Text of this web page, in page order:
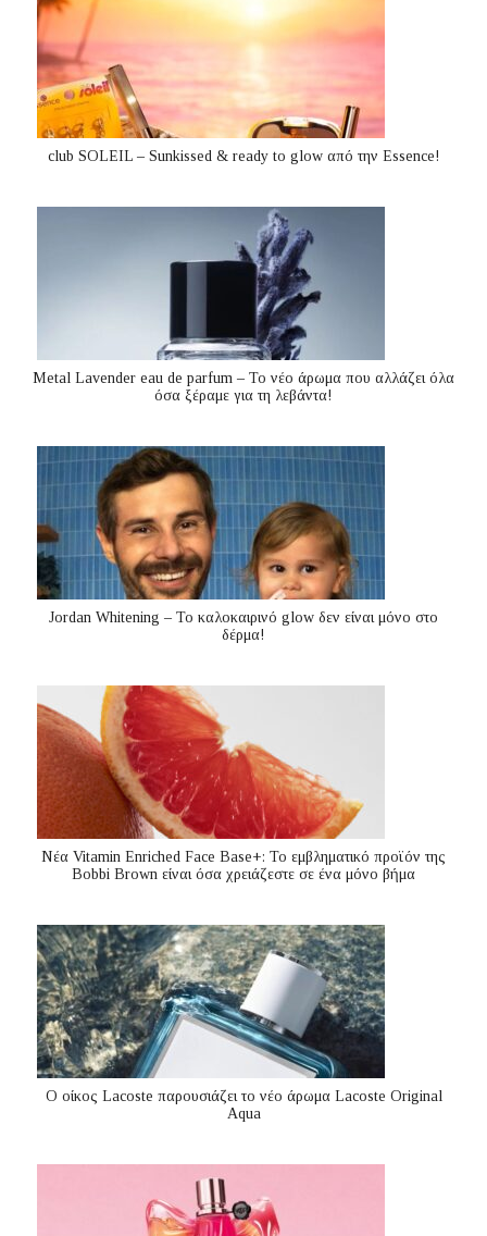
club SOLEIL – Sunkissed & ready to glow από την Essence!
Metal Lavender eau de parfum – Το νέο άρωμα που αλλάζει όλα
όσα ξέραμε για τη λεβάντα!
Jordan Whitening – Το καλοκαιρινό glow δεν είναι μόνο στο
δέρμα!
Nέα Vitamin Enriched Face Base+: Το εμβληματικό προϊόν της
Bobbi Brown είναι όσα χρειάζεστε σε ένα μόνο βήμα
Ο οίκος Lacoste παρουσιάζει το νέο άρωμα Lacoste Original
Aqua